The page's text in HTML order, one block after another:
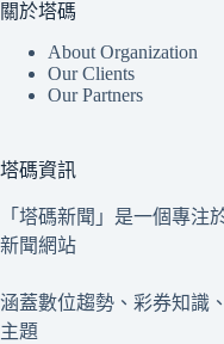
關於塔碼
About Organization
Our Clients
Our Partners
塔碼資訊
「塔碼新聞」是一個專注
新聞網站
涵蓋數位趨勢、彩券知識
主題